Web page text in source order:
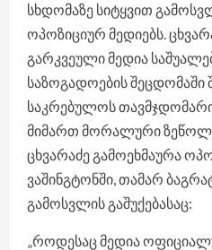
სხდომაზე სიტყვით
ოპოზიციურ მედიებს.
გარკვეული მედია
საზოგადოების შეცდომაში
საკრებულოს
მიმართ მორალური
ცხვარაძე გამოეხმაურა
ვაშინგტონში, თამარ
გამოსვლის გაშუქებასაც:
„როდესაც მედია